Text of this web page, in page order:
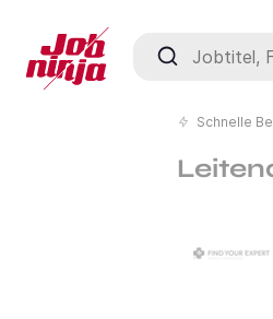
Jobtitel,
Schnelle